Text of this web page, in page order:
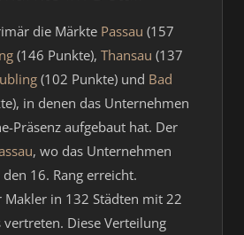
die Märkte Passau (157
(146 Punkte), Thansau (137
(102 Punkte) und Bad
in denen das Unternehmen
Präsenz aufgebaut hat. Der
, wo das Unternehmen
16. Rang erreicht.
Makler in 132 Städten mit 22
vertreten. Diese Verteilung